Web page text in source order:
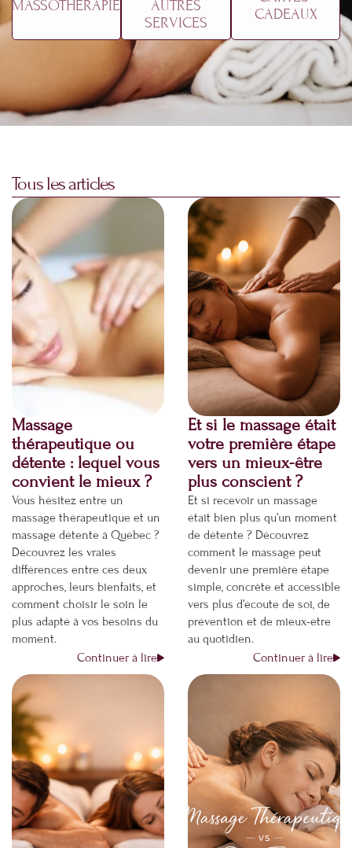
MASSOTHÉRAPIE
AUTRES
SERVICES
CADEAUX
Tous les articles
Massage
thérapeutique ou
détente : lequel vous
convient le mieux ?
Vous hésitez entre un
massage thérapeutique et un
massage détente à Québec ?
Découvrez les vraies
différences entre ces deux
approches, leurs bienfaits, et
comment choisir le soin le
plus adapté à vos besoins du
moment.
Continuer à lire
Et si le massage était
votre première étape
vers un mieux-être
plus conscient ?
Et si recevoir un massage
était bien plus qu’un moment
de détente ? Découvrez
comment le massage peut
devenir une première étape
simple, concrète et accessible
vers plus d’écoute de soi, de
prévention et de mieux-être
au quotidien.
Continuer à lire